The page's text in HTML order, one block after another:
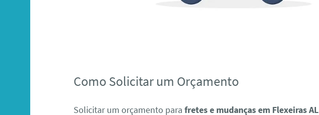
Como Solicitar um Orçamento
Solicitar um orçamento parafretes e mudanças em Flexeiras AL